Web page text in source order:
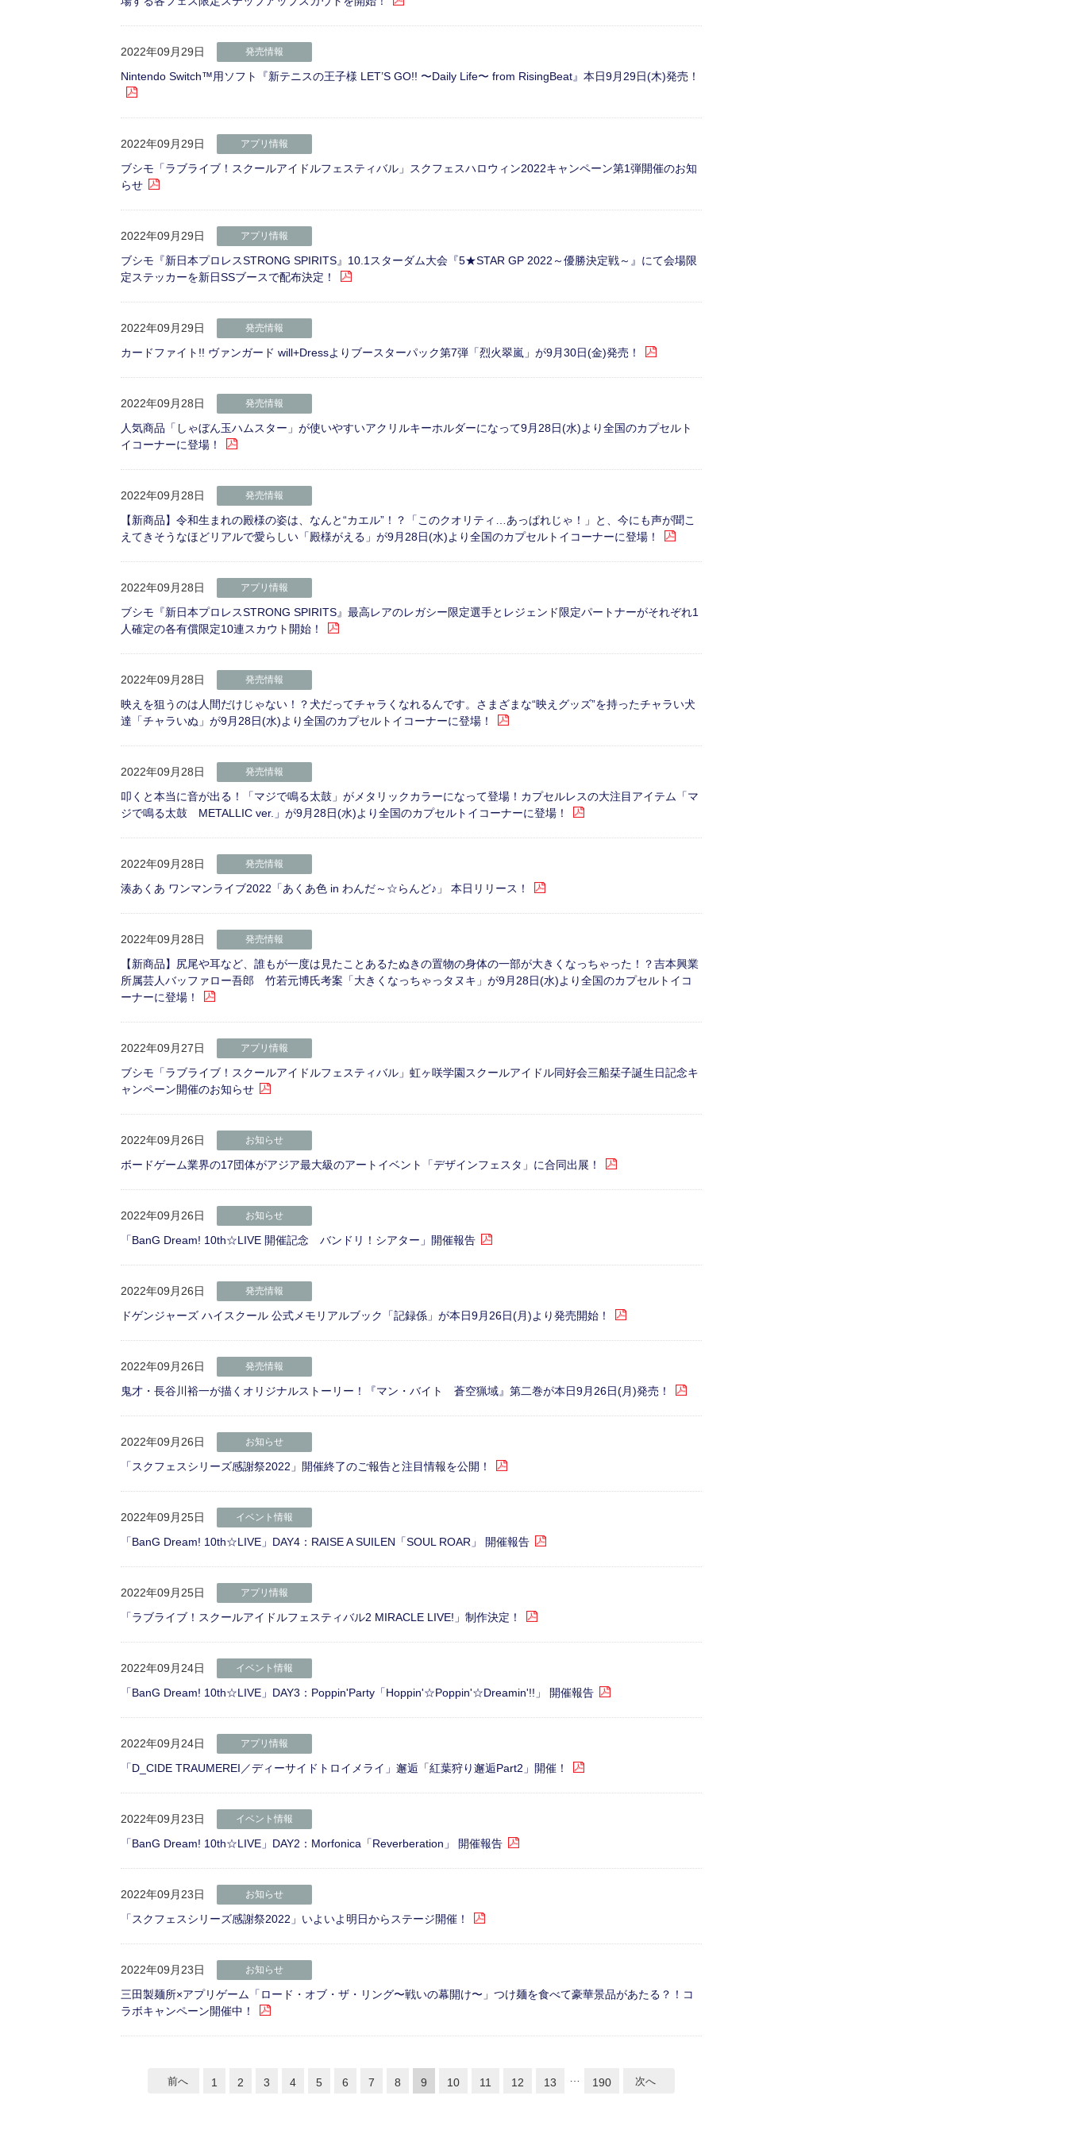
2022年09月29日 発売情報
Nintendo Switch™用ソフト『新テニスの王子様 LET’S GO!! 〜Daily Life〜 from RisingBeat』本日9月29日(木)発売！
2022年09月29日 アプリ情報
ブシモ「ラブライブ！スクールアイドルフェスティバル」スクフェスハロウィン2022キャンペーン第1弾開催のお知
らせ
2022年09月29日 アプリ情報
ブシモ『新日本プロレスSTRONG SPIRITS』10.1スターダム大会『5★STAR GP 2022～優勝決定戦～』にて会場限
定ステッカーを新日SSブースで配布決定！
2022年09月29日 発売情報
カードファイト!! ヴァンガード will+Dressよりブースターパック第7弾「烈火翠嵐」が9月30日(金)発売！
2022年09月28日 発売情報
人気商品「しゃぼん玉ハムスター」が使いやすいアクリルキーホルダーになって9月28日(水)より全国のカプセルト
イコーナーに登場！
2022年09月28日 発売情報
【新商品】令和生まれの殿様の姿は、なんと“カエル”！？「このクオリティ…あっぱれじゃ！」と、今にも声が聞こ
えてきそうなほどリアルで愛らしい「殿様がえる」が9月28日(水)より全国のカプセルトイコーナーに登場！
2022年09月28日 アプリ情報
ブシモ『新日本プロレスSTRONG SPIRITS』最高レアのレガシー限定選手とレジェンド限定パートナーがそれぞれ1
人確定の各有償限定10連スカウト開始！
2022年09月28日 発売情報
映えを狙うのは人間だけじゃない！？犬だってチャラくなれるんです。さまざまな“映えグッズ”を持ったチャラい犬
達「チャラいぬ」が9月28日(水)より全国のカプセルトイコーナーに登場！
2022年09月28日 発売情報
叩くと本当に音が出る！「マジで鳴る太鼓」がメタリックカラーになって登場！カプセルレスの大注目アイテム「マ
ジで鳴る太鼓 METALLIC ver.」が9月28日(水)より全国のカプセルトイコーナーに登場！
2022年09月28日 発売情報
湊あくあ ワンマンライブ2022「あくあ色 in わんだ～☆らんど♪」 本日リリース！
2022年09月28日 発売情報
【新商品】尻尾や耳など、誰もが一度は見たことあるたぬきの置物の身体の一部が大きくなっちゃった！？吉本興業
所属芸人バッファロー吾郎 竹若元博氏考案「大きくなっちゃっタヌキ」が9月28日(水)より全国のカプセルトイコ
ーナーに登場！
2022年09月27日 アプリ情報
ブシモ「ラブライブ！スクールアイドルフェスティバル」虹ヶ咲学園スクールアイドル同好会三船栞子誕生日記念キ
ャンペーン開催のお知らせ
2022年09月26日 お知らせ
ボードゲーム業界の17団体がアジア最大級のアートイベント「デザインフェスタ」に合同出展！
2022年09月26日 お知らせ
「BanG Dream! 10th☆LIVE 開催記念 バンドリ！シアター」開催報告
2022年09月26日 発売情報
ドゲンジャーズ ハイスクール 公式メモリアルブック「記録係」が本日9月26日(月)より発売開始！
2022年09月26日 発売情報
鬼才・長谷川裕一が描くオリジナルストーリー！『マン・バイト 蒼空猟域』第二巻が本日9月26日(月)発売！
2022年09月26日 お知らせ
「スクフェスシリーズ感謝祭2022」開催終了のご報告と注目情報を公開！
2022年09月25日 イベント情報
「BanG Dream! 10th☆LIVE」DAY4：RAISE A SUILEN「SOUL ROAR」 開催報告
2022年09月25日 アプリ情報
「ラブライブ！スクールアイドルフェスティバル2 MIRACLE LIVE!」制作決定！
2022年09月24日 イベント情報
「BanG Dream! 10th☆LIVE」DAY3：Poppin'Party「Hoppin'☆Poppin'☆Dreamin'!!」 開催報告
2022年09月24日 アプリ情報
「D_CIDE TRAUMEREI／ディーサイドトロイメライ」邂逅「紅葉狩り邂逅Part2」開催！
2022年09月23日 イベント情報
「BanG Dream! 10th☆LIVE」DAY2：Morfonica「Reverberation」 開催報告
2022年09月23日 お知らせ
「スクフェスシリーズ感謝祭2022」いよいよ明日からステージ開催！
2022年09月23日 お知らせ
三田製麺所×アプリゲーム「ロード・オブ・ザ・リング〜戦いの幕開け〜」つけ麺を食べて豪華景品があたる？！コ
ラボキャンペーン開催中！
前へ 1 2 3 4 5 6 7 8 9 10 11 12 13 190 次へ